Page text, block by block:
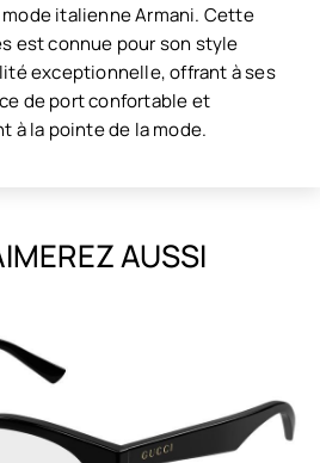
italienne Armani. Cette
est connue pour son style
exceptionnelle, offrant à ses
de port confortable et
à la pointe de la mode.
AUSSI